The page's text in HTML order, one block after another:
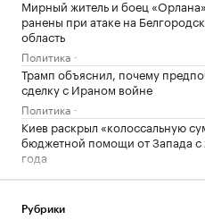
Мирный житель и боец «Орлана»
ранены при атаке на
область
Политика
Трамп объяснил, почему
сделку с Ираном войне
Политика
Киев раскрыл «колоссальную
бюджетной помощи от Запада с
года
Политика
аэропортов выросло до восьми
Рубрики